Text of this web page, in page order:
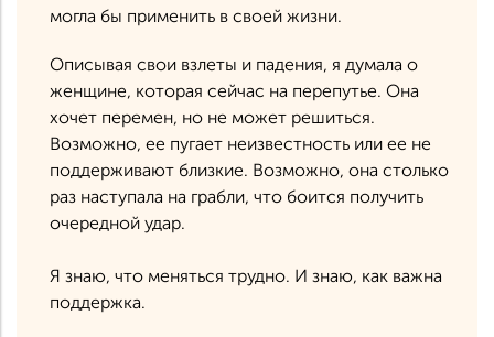
могла бы применить в своей жизни.
Описывая свои взлеты и падения, я думала о
женщине, которая сейчас на перепутье. Она
хочет перемен, но не может решиться.
Возможно, ее пугает неизвестность или ее не
поддерживают близкие. Возможно, она столько
раз наступала на грабли, что боится получить
очередной удар.
Я знаю, что меняться трудно. И знаю, как важна
поддержка.